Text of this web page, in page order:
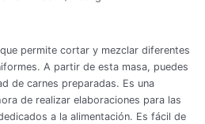
permite cortar y mezclar diferentes
A partir de esta masa, puedes
de carnes preparadas. Es una
de realizar elaboraciones para las
a la alimentación. Es fácil de